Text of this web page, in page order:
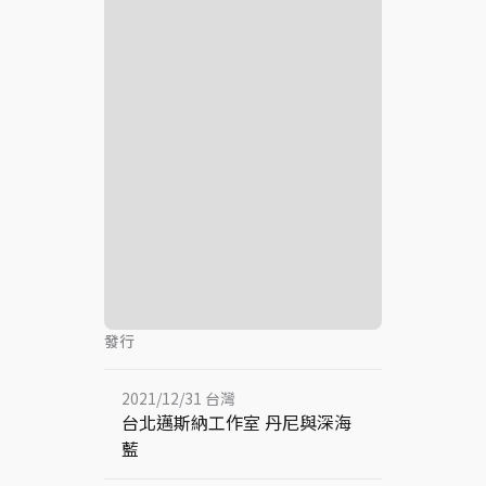
發行
2021/12/31 台灣
台北邁斯納工作室 丹尼與深海
藍